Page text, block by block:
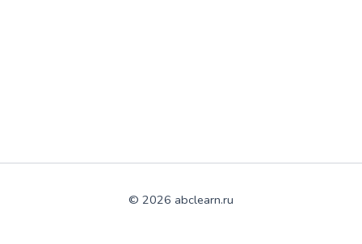
© 2026 abclearn.ru